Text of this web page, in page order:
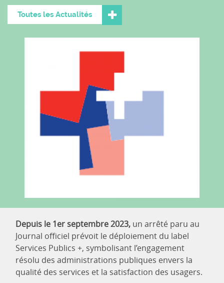
Toutes les Actualités
Depuis le 1er septembre 2023, un arrêté paru au
Journal officiel prévoit le déploiement du label
Services Publics +, symbolisant l’engagement
résolu des administrations publiques envers la
qualité des services et la satisfaction des usagers.